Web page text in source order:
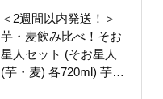
＜2週間以内発送！＞
芋・麦飲み比べ！そお
星人セット (そお星人
(芋・麦) 各720ml) 芋焼